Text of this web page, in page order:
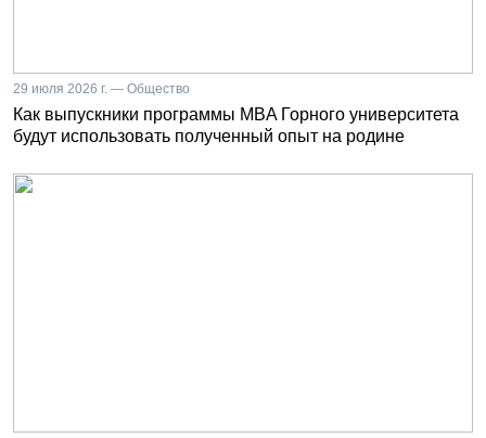
29 июля 2026 г. — Общество
Как выпускники программы MBA Горного университета
будут использовать полученный опыт на родине